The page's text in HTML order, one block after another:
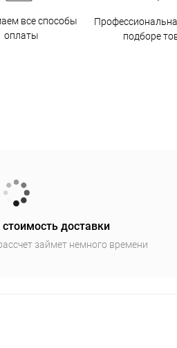
все способы
оплаты
подборе
доставки
займет немного времени